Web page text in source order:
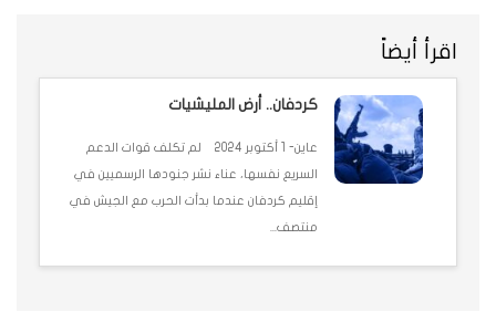
اقرأ أيضاً
كردفان.. أرض المليشيات
عاين- 1 أكتوبر 2024 لم تكلف قوات الدعم
السريع نفسها، عناء نشر جنودها الرسميين في
إقليم كردفان عندما بدأت الحرب مع الجيش في
منتصف...